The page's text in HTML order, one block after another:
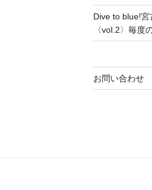
Dive to blue!
〈vol.2〉毎度
お問い合わせ